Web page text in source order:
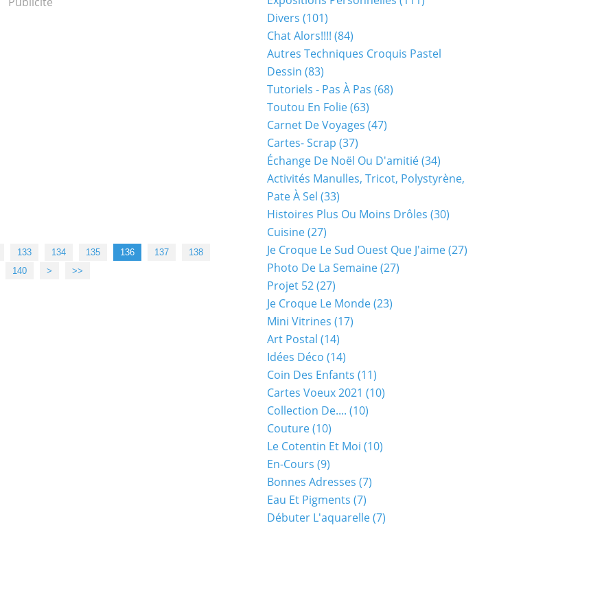
133 134 135 136 137
138
140 150
160
> >>
Divers (101)
Chat Alors!!!! (84)
Autres Techniques Croquis Pastel
Dessin (83)
Tutoriels - Pas À Pas (68)
Toutou En Folie(63)
Carnet De Voyages (47)
Cartes- Scrap (37)
Échange De Noël Ou D'amitié(34)
Activités Manulles, Tricot, Polystyrène,
Pate À Sel (33)
Histoires Plus Ou Moins Drôles (30)
Cuisine(27)
Je Croque Le Sud Ouest Que J'aime(27)
Photo De La Semaine(27)
Projet 52(27)
Je Croque Le Monde(23)
Mini Vitrines (17)
Art Postal (14)
Idées Déco (14)
Coin Des Enfants (11)
Cartes Voeux 2021 (10)
Collection De.... (10)
Couture(10)
Le Cotentin Et Moi (10)
En-Cours (9)
Bonnes Adresses (7)
Eau Et Pigments (7)
Débuter L'aquarelle(7)